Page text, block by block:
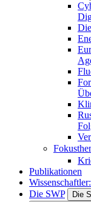
Publikationen
Die SWP
Die